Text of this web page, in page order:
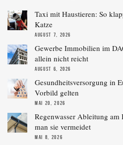
Taxi mit Haustieren: So
Katze
AUGUST 7, 2026
Gewerbe Immobilien im
allein nicht reicht
AUGUST 6, 2026
Gesundheitsversorgung in
Vorbild gelten
MAI 20, 2026
Regenwasser Ableitung
man sie vermeidet
MAI 8, 2026